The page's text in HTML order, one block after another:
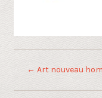
← Art nouveau